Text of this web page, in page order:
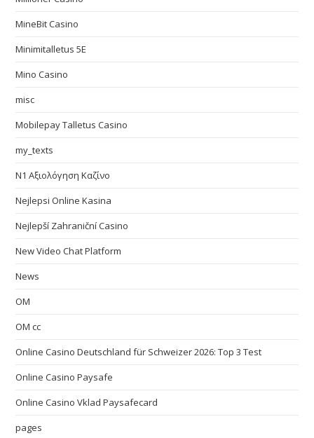
MineBit Casino
Minimitalletus 5E
Mino Casino
misc
Mobilepay Talletus Casino
my_texts
N1 Αξιολόγηση Καζίνο
Nejlepsi Online Kasina
Nejlepší Zahraniční Casino
New Video Chat Platform
News
OM
OM cc
Online Casino Deutschland für Schweizer 2026: Top 3 Test
Online Casino Paysafe
Online Casino Vklad Paysafecard
pages